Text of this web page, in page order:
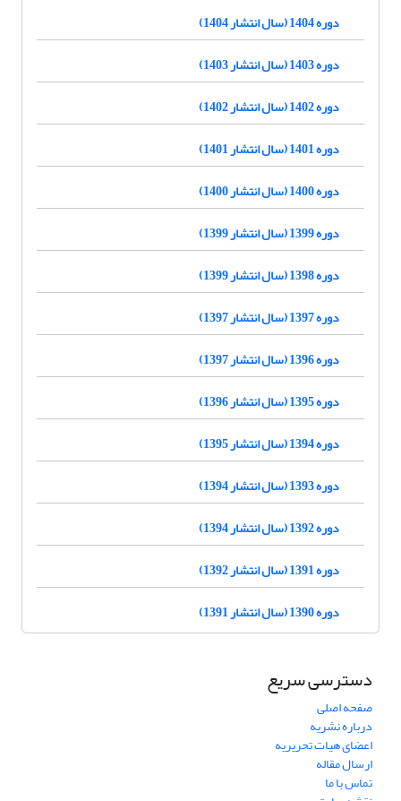
دوره 1404 (سال انتشار 1404)
دوره 1403 (سال انتشار 1403)
دوره 1402 (سال انتشار 1402)
دوره 1401 (سال انتشار 1401)
دوره 1400 (سال انتشار 1400)
دوره 1399 (سال انتشار 1399)
دوره 1398 (سال انتشار 1399)
دوره 1397 (سال انتشار 1397)
دوره 1396 (سال انتشار 1397)
دوره 1395 (سال انتشار 1396)
دوره 1394 (سال انتشار 1395)
دوره 1393 (سال انتشار 1394)
دوره 1392 (سال انتشار 1394)
دوره 1391 (سال انتشار 1392)
دوره 1390 (سال انتشار 1391)
دسترسی سریع
صفحه اصلی
درباره نشریه
اعضای هیات تحریریه
ارسال مقاله
تماس با ما